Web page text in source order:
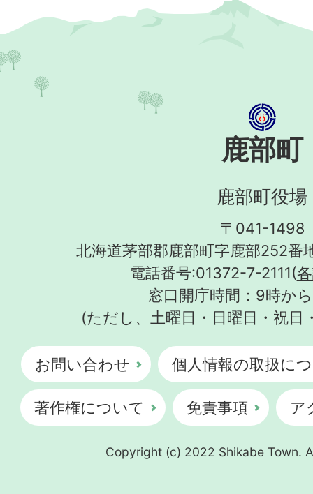
鹿部町
鹿部町役場
〒041-1498
北海道茅部郡鹿部町字鹿部252番
電話番号:01372-7-2111(
窓口開庁時間：9時か
(ただし、土曜日・日曜日・祝日
お問い合わせ 個人情報の取扱に
著作権について 免責事項 ア
Copyright (c) 2022 Shikabe Town.